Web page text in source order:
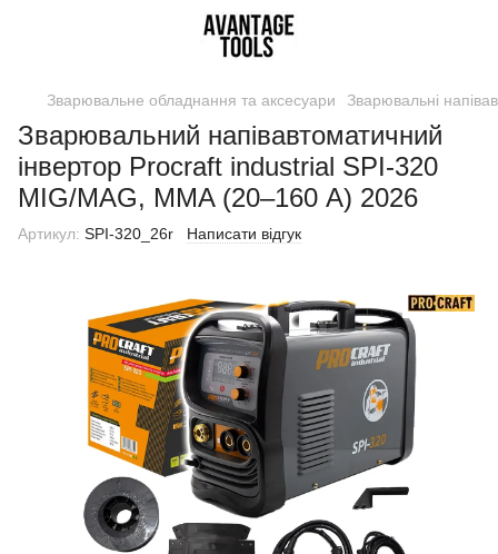
Зварювальне обладнання та аксесуари Зварювальні
Зварювальний напівавтоматичний
інвертор Procraft industrial SPI-320
MIG/MAG, MMA (20–160 А) 2026
Артикул: SPI-320_26r Написати відгук